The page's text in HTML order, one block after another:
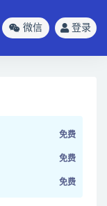
微信 登录
免费
免费
免费